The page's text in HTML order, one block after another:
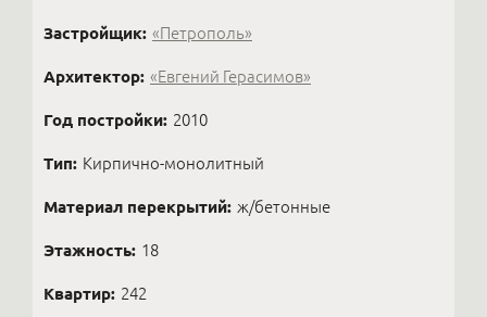
Застройщик: «Петрополь»
Архитектор: «Евгений Герасимов»
Год постройки: 2010
Тип: Кирпично-монолитный
Материал перекрытий: ж/бетонные
Этажность: 18
Квартир: 242